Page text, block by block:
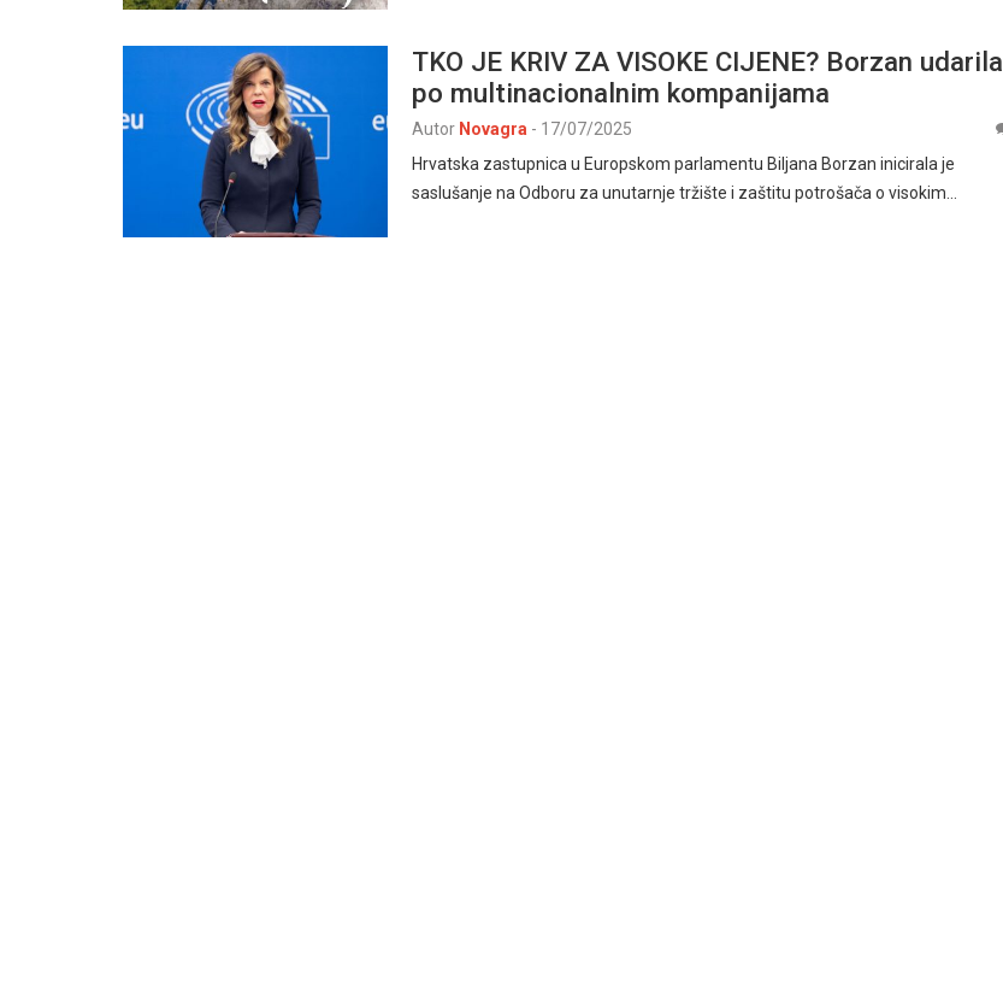
TKO JE KRIV ZA VISOKE CIJENE? Borzan udarila
po multinacionalnim kompanijama
Autor Novagra - 17/07/2025
Hrvatska zastupnica u Europskom parlamentu Biljana Borzan inicirala je
saslušanje na Odboru za unutarnje tržište i zaštitu potrošača o visokim…